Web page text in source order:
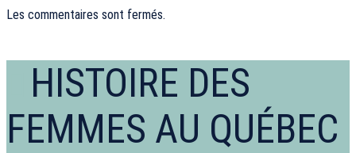
Les commentaires sont fermés.
HISTOIRE DES
FEMMES AU QUÉBEC